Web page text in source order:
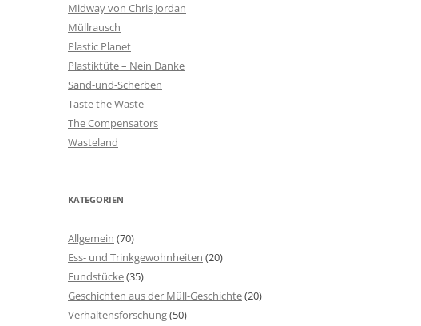
Midway von Chris Jordan
Müllrausch
Plastic Planet
Plastiktüte – Nein Danke
Sand-und-Scherben
Taste the Waste
The Compensators
Wasteland
KATEGORIEN
Allgemein (70)
Ess- und Trinkgewohnheiten (20)
Fundstücke(35)
Geschichten aus der Müll-Geschichte(20)
Verhaltensforschung(50)